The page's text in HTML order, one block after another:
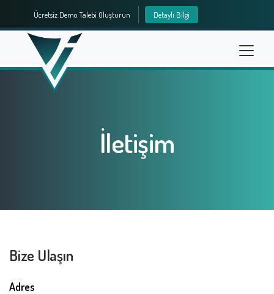
Ücretsiz Demo Talebi Oluşturun Detaylı Bilgi
info@vioyazilim.com.tr
İletişim
Bize Ulaşın
Adres